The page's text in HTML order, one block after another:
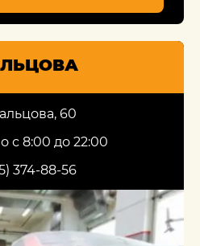
60
с 8:00 до 22:00
374-88-56